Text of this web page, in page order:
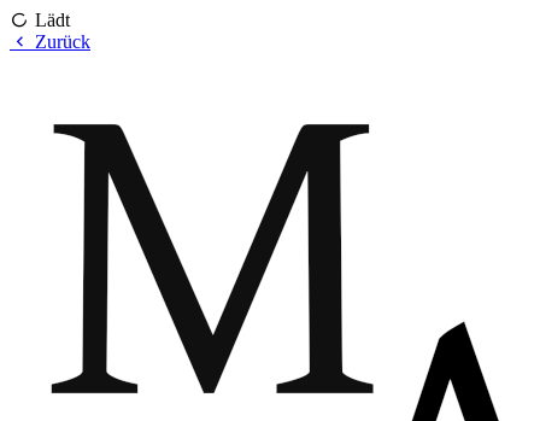
Lädt
Zurück